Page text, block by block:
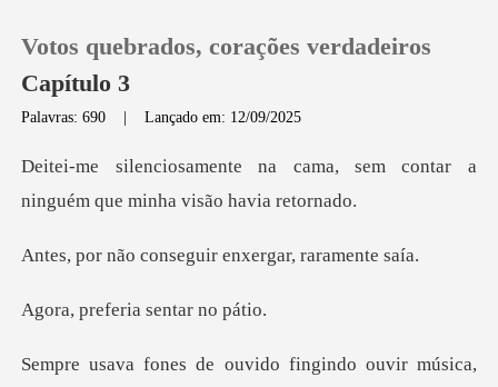
0
Sair
Votos quebrados, corações verdadeiros
Capítulo 3
Palavras: 690 |Lançado em: 12/09/2025
cama, sem contar a
ninguém qu
nseguir enxergar,
eria sentar
o fingindo ouvir música,